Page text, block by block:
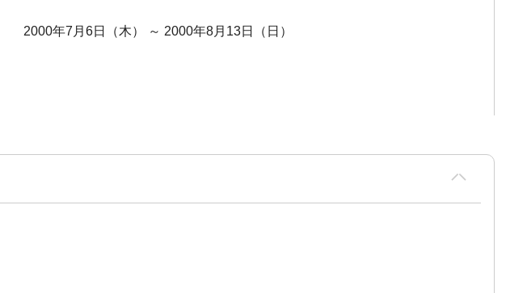
2000年7月6日（木） ～ 2000年8月13日（日）